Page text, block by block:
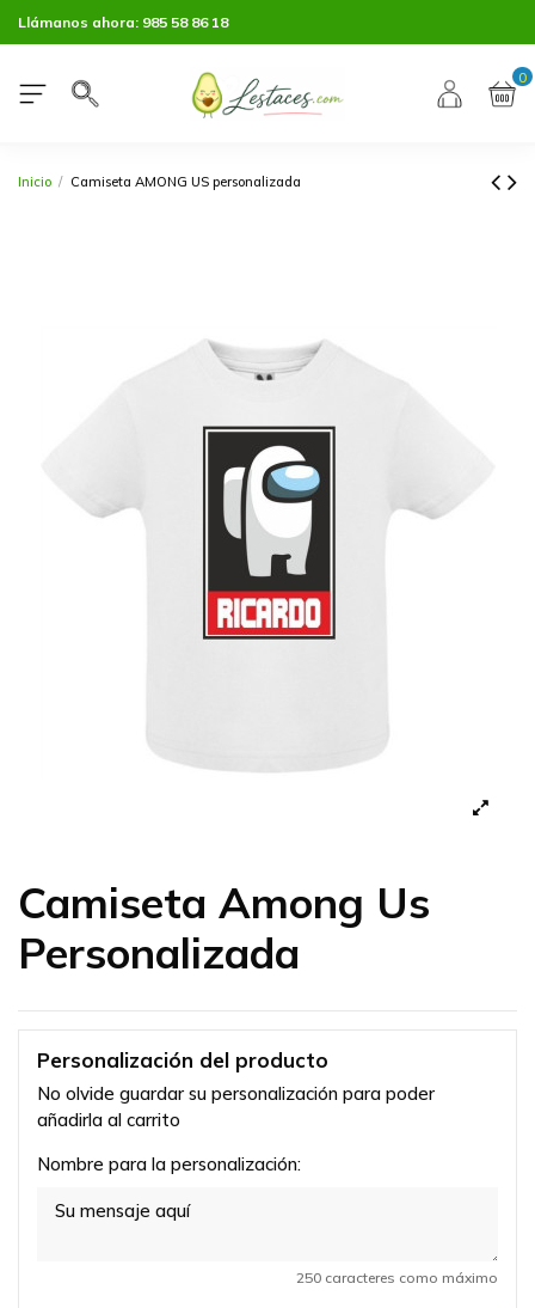
Llámanos ahora: 985 58 86 18
0
Inicio Camiseta AMONG US personalizada
Camiseta Among Us
Personalizada
Personalización del producto
No olvide guardar su personalización para poder
añadirla al carrito
Nombre para la personalización:
250 caracteres como máximo